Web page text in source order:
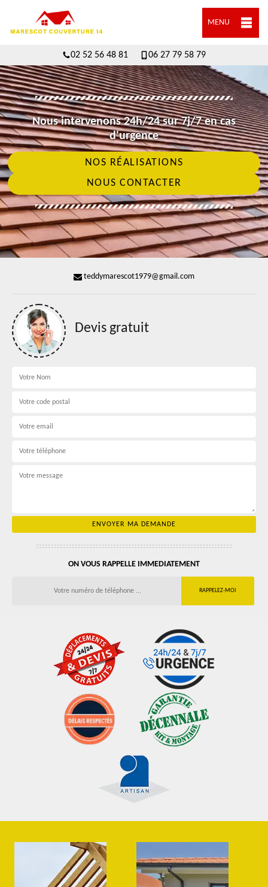
MENU
02 52 56 48 81 06 27 79 58 79
Nous intervenons 24h/24 sur 7j/7 en cas
d'urgence
NOS RÉALISATIONS
NOUS CONTACTER
teddymarescot1979@gmail.com
Devis gratuit
ON VOUS RAPPELLE IMMEDIATEMENT